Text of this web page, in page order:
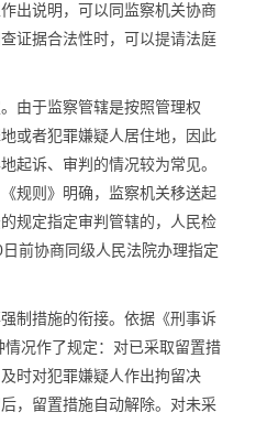
出说明，可以同监察机关协商
证据合法性时，可以提请法庭
由于监察管辖是按照管理权
或者犯罪嫌疑人居住地，因此
起诉、审判的情况较为常见。
规则》明确，监察机关移送起
规定指定审判管辖的，人民检
前协商同级人民法院办理指定
制措施的衔接。依据《刑事诉
况作了规定：对已采取留置措
时对犯罪嫌疑人作出拘留决
，留置措施自动解除。对未采